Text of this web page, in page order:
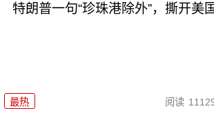
特朗普一句“珍珠港除外”，撕开美
最热 阅读